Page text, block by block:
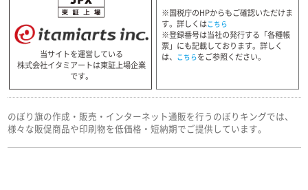
当サイトを運営している
株式会社イタミアートは東証上場企業
です。
※国税庁のHPからもご確認いただけま
す。詳しくはこちら
※登録番号は当社の発行する「各種帳
票」にも記載しております。詳しく
は、 こちらをご参照ください。
のぼり旗の作成・販売・インターネット通販を行うのぼりキングでは、
様々な販促商品や印刷物を低価格・短納期でご提供しています。